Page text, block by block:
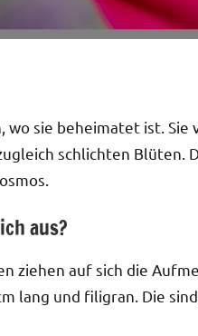
wo sie beheimatet ist. Sie
schlichten Blüten.
aus?
ziehen auf sich die
lang und filigran. Die